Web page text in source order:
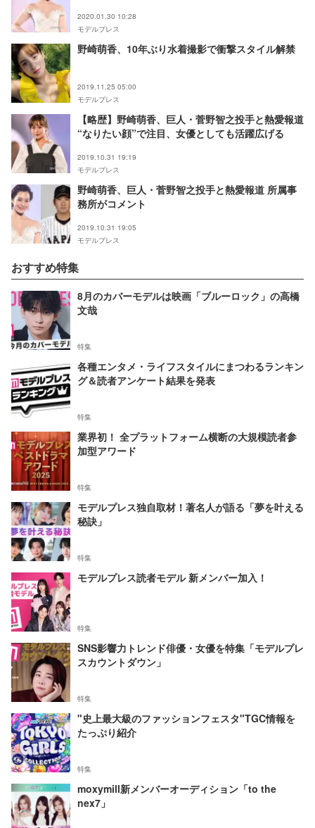
2020.01.30 10:28
モデルプレス
野崎萌香、10年ぶり水着撮影で衝撃スタイル解禁
2019.11.25 05:00
モデルプレス
【略歴】野崎萌香、巨人・菅野智之投手と熱愛報道
“なりたい顔”で注目、女優としても活躍広げる
2019.10.31 19:19
モデルプレス
野崎萌香、巨人・菅野智之投手と熱愛報道 所属事
務所がコメント
2019.10.31 19:05
モデルプレス
おすすめ特集
8月のカバーモデルは映画「ブルーロック」の高橋
文哉
特集
各種エンタメ・ライフスタイルにまつわるランキン
グ＆読者アンケート結果を発表
特集
業界初！ 全プラットフォーム横断の大規模読者参
加型アワード
特集
モデルプレス独自取材！著名人が語る「夢を叶える
秘訣」
特集
モデルプレス読者モデル 新メンバー加入！
特集
SNS影響力トレンド俳優・女優を特集「モデルプレ
スカウントダウン」
特集
"史上最大級のファッションフェスタ"TGC情報を
たっぷり紹介
特集
moxymill新メンバーオーディション「to the
nex7」